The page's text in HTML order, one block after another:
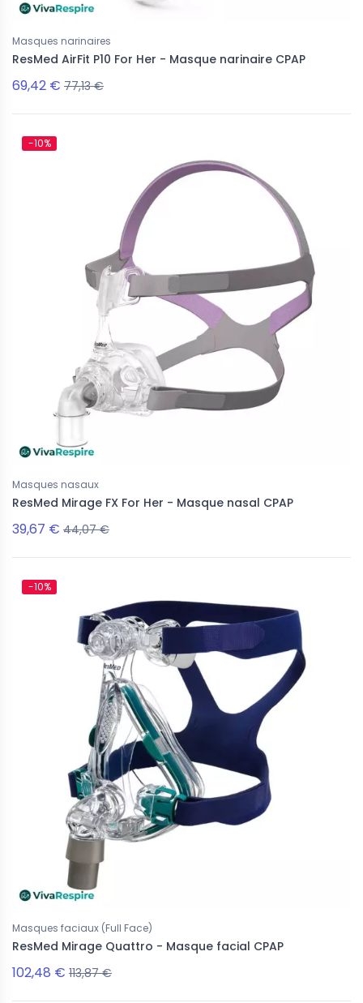
Masques narinaires
ResMed AirFit P10 For Her - Masque narinaire CPAP
69,42 € 77,13 €
-10%
Masques nasaux
ResMed Mirage FX For Her - Masque nasal CPAP
39,67 € 44,07 €
-10%
Masques faciaux (Full Face)
ResMed Mirage Quattro - Masque facial CPAP
102,48 € 113,87 €